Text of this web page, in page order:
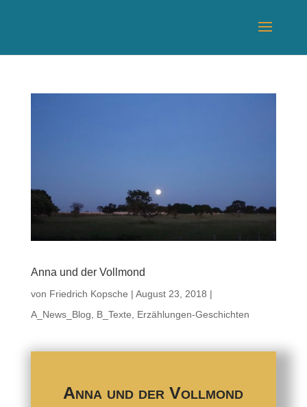
Anna und der Vollmond
von Friedrich Kopsche | August 23, 2018 |
A_News_Blog
B_Texte Erzählungen-Geschichten
Anna und der Vollmond